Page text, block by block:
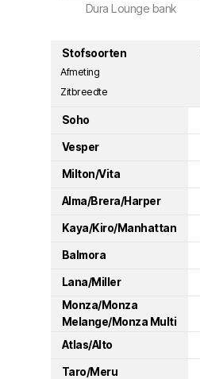
Dura Lounge bank
Stofsoorten
Afmeting
Zitbreedte
Soho
Vesper
Milton/Vita
Alma/Brera/Harper
Kaya/Kiro/Manhattan
Balmora
Lana/Miller
Monza/Monza
Melange/Monza Multi
Atlas/Alto
Taro/Meru